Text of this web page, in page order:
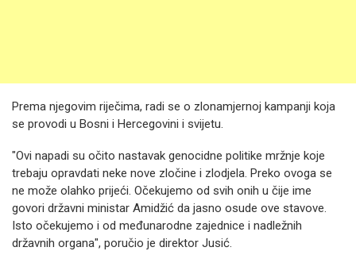
Prema njegovim riječima, radi se o zlonamjernoj kampanji koja
se provodi u Bosni i Hercegovini i svijetu.
"Ovi napadi su očito nastavak genocidne politike mržnje koje
trebaju opravdati neke nove zločine i zlodjela. Preko ovoga se
ne može olahko prijeći. Očekujemo od svih onih u čije ime
govori državni ministar Amidžić da jasno osude ove stavove.
Isto očekujemo i od međunarodne zajednice i nadležnih
državnih organa", poručio je direktor Jusić.